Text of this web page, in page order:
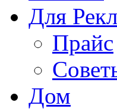
Для
Прайс
Дом